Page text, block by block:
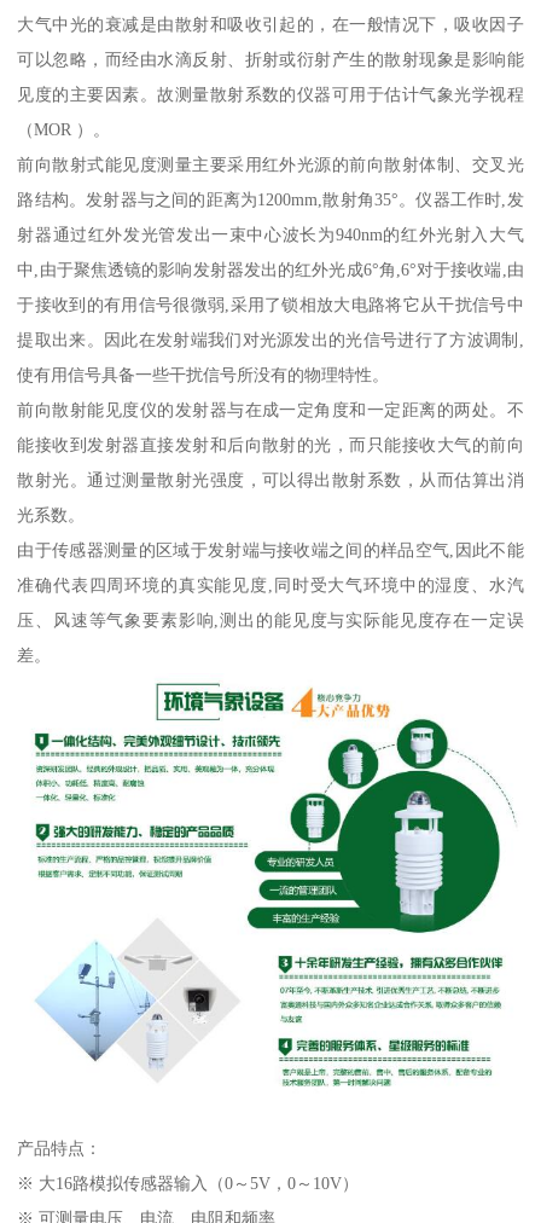
大气中光的衰减是由散射和吸收引起的，在一般情况下，吸收因子
可以忽略，而经由水滴反射、折射或衍射产生的散射现象是影响能
见度的主要因素。故测量散射系数的仪器可用于估计气象光学视程
（MOR ）。
前向散射式能见度测量主要采用红外光源的前向散射体制、交叉光
路结构。发射器与之间的距离为1200mm,散射角35°。仪器工作时,发
射器通过红外发光管发出一束中心波长为940nm的红外光射入大气
中,由于聚焦透镜的影响发射器发出的红外光成6°角,6°对于接收端,由
于接收到的有用信号很微弱,采用了锁相放大电路将它从干扰信号中
提取出来。因此在发射端我们对光源发出的光信号进行了方波调制,
使有用信号具备一些干扰信号所没有的物理特性。
前向散射能见度仪的发射器与在成一定角度和一定距离的两处。不
能接收到发射器直接发射和后向散射的光，而只能接收大气的前向
散射光。通过测量散射光强度，可以得出散射系数，从而估算出消
光系数。
由于传感器测量的区域于发射端与接收端之间的样品空气,因此不能
准确代表四周环境的真实能见度,同时受大气环境中的湿度、水汽
压、风速等气象要素影响,测出的能见度与实际能见度存在一定误
差。
产品特点：
※ 大16路模拟传感器输入（0～5V，0～10V）
※ 可测量电压、电流、电阻和频率